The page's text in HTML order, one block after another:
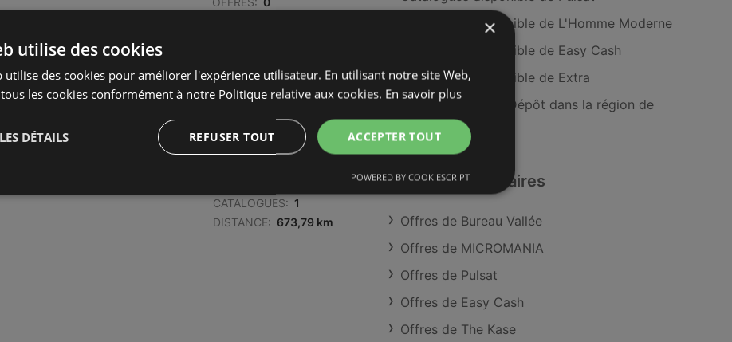
OFFRES: 0
DISTANCE:
672,26 km
CATALOGUES: 1
DISTANCE: 673,79 km
Catalogues disponible de L'Homme Moderne
Catalogues disponible de Easy Cash
Catalogues disponible de Extra
Magasins Electro Dépôt dans la région de
Brest
Détaillants similaires
Offres de Bureau Vallée
Offres de MICROMANIA
Offres de Pulsat
Offres de Easy Cash
Offres de The Kase
×
utilise des cookies
utilise des cookies pour améliorer l'expérience utilisateur. En utilisant notre site Web,
les cookies conformément à notre Politique relative aux cookies. En savoir plus
ACCEPTER TOUT
REFUSER TOUT
DÉTAILS
POWERED BY COOKIESCRIPT